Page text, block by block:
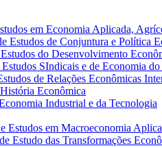
em Economia Aplicada,
Estudos de Conjuntura e Política
do Desenvolvimento
SIndicais e de Economia
de Relações Econômicas
Econômica
Industrial e da Tecnologia
Estudos em Macroeconomia
Estudo das Transformações